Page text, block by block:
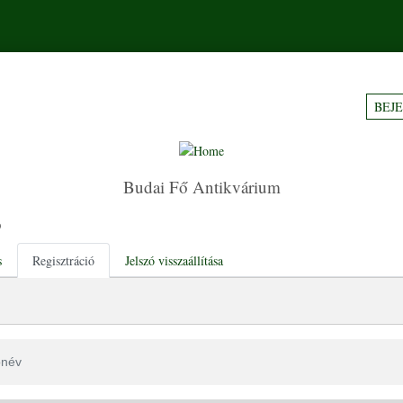
Budai Fő Antikvárium
Regisztráció Jelszó visszaállítása